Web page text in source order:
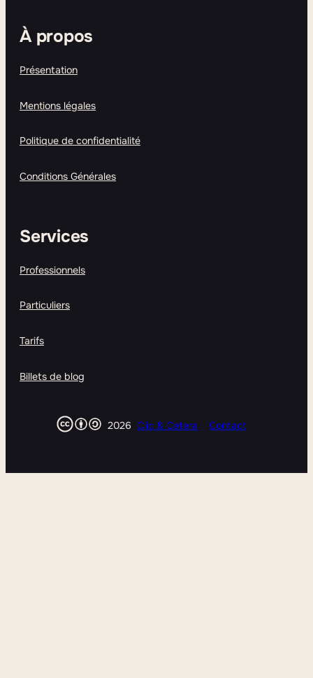
À propos
Présentation
Mentions légales
Politique de confidentialité
Conditions Générales
Services
Professionnels
Particuliers
Tarifs
Billets de blog
2026 Clic & Cetera Contact